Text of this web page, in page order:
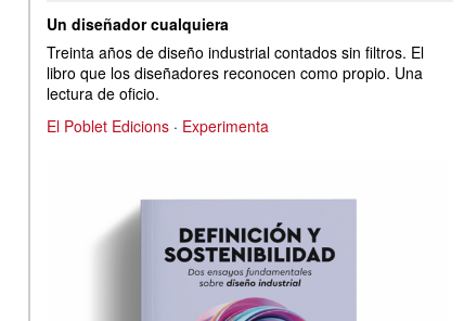
Un diseñador cualquiera
Treinta años de diseño industrial contados sin filtros. El
libro que los diseñadores reconocen como propio. Una
lectura de oficio.
El Poblet Edicions · Experimenta